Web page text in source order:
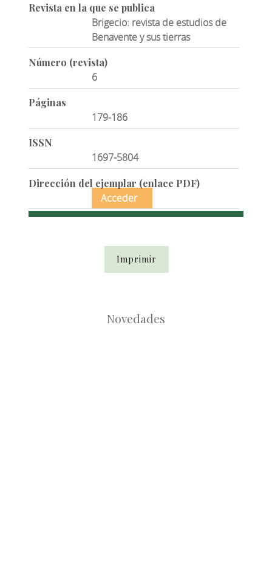
Revista en la que se publica
Brigecio: revista de estudios de
Benavente y sus tierras
Número (revista)
6
Páginas
179-186
ISSN
1697-5804
Dirección del ejemplar (enlace PDF)
Acceder
Imprimir
Novedades